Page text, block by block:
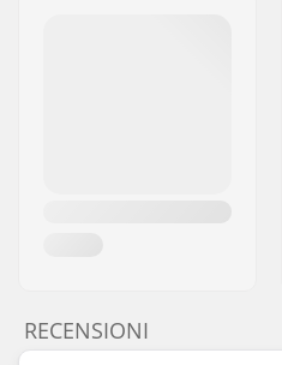
RECENSIONI